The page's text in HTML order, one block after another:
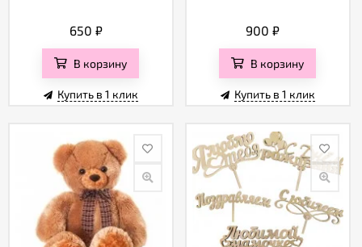
650 ₽
В корзину
Купить в 1 клик
900₽
В корзину
Купить в 1 клик